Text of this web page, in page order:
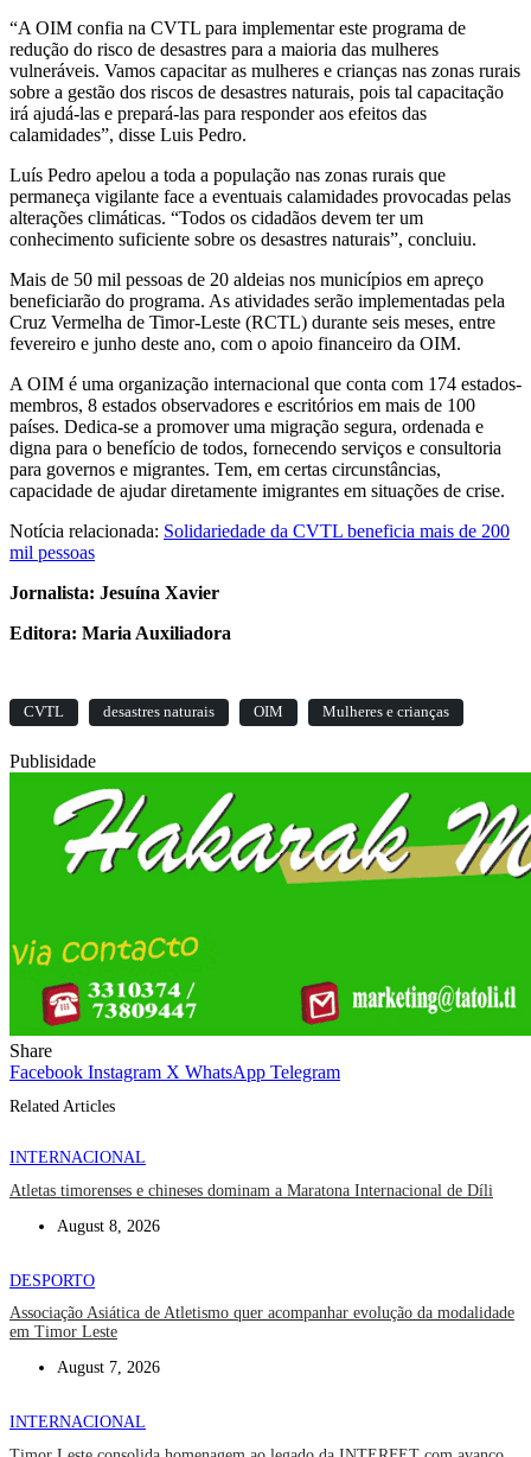
“A OIM confia na CVTL para implementar este programa de
redução do risco de desastres para a maioria das mulheres
vulneráveis. Vamos capacitar as mulheres e crianças nas zonas rurais
sobre a gestão dos riscos de desastres naturais, pois tal capacitação
irá ajudá-las e prepará-las para responder aos efeitos das
calamidades”, disse Luis Pedro.
Luís Pedro apelou a toda a população nas zonas rurais que
permaneça vigilante face a eventuais calamidades provocadas pelas
alterações climáticas. “Todos os cidadãos devem ter um
conhecimento suficiente sobre os desastres naturais”, concluiu.
Mais de 50 mil pessoas de 20 aldeias nos municípios em apreço
beneficiarão do programa. As atividades serão implementadas pela
Cruz Vermelha de Timor-Leste (RCTL) durante seis meses, entre
fevereiro e junho deste ano, com o apoio financeiro da OIM.
A OIM é uma organização internacional que conta com 174 estados-
membros, 8 estados observadores e escritórios em mais de 100
países. Dedica-se a promover uma migração segura, ordenada e
digna para o benefício de todos, fornecendo serviços e consultoria
para governos e migrantes. Tem, em certas circunstâncias,
capacidade de ajudar diretamente imigrantes em situações de crise.
Notícia relacionada: Solidariedade da CVTL beneficia mais de 200
mil pessoas
Jornalista: Jesuína Xavier
Editora: Maria Auxiliadora
CVTL desastres naturais OIM Mulheres e crianças
Publisidade
Share
Facebook Instagram X WhatsApp Telegram
Related Articles
INTERNACIONAL
Atletas timorenses e chineses dominam a Maratona Internacional de Díli
August 8, 2026
DESPORTO
Associação Asiática de Atletismo quer acompanhar evolução da modalidade
em Timor Leste
August 7, 2026
INTERNACIONAL